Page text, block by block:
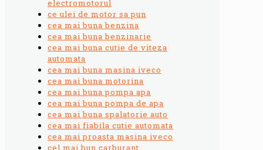
electromotorul
ce ulei de motor sa pun
cea mai buna benzina
cea mai buna benzinarie
cea mai buna cutie de viteza
automata
cea mai buna masina iveco
cea mai buna motorina
cea mai buna pompa apa
cea mai buna pompa de apa
cea mai buna spalatorie auto
cea mai fiabila cutie automata
cea mai proasta masina iveco
cel mai bun carburant